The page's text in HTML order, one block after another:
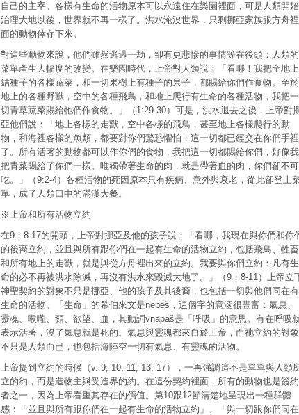
自己的主宰。各樣有生命的活物原本可以永遠住在樂園裡面，可是人類開始
治理大地以後，世界就不再一樣了。洪水淹沒世界，只剩挪亞家族跟方舟裡
面的動物倖存下來。
對這些動物來說，他們雖然逃過一劫，卻有更悲慘的事情等在後頭：人類的
菜單產生大幅度的改變。在樂園時代，上帝對人類說：「看哪！我把全地上
結種子的各樣蔬菜，和一切果樹上有種子的果子，都賜給你們作食物。至於
地上的各種野獸，空中的各種飛鳥，和地上爬行有生命的各種活物，我把一
切青草蔬菜賜給牠們作食物。」（1:29-30）可是，洪水退去之後，上帝對
亞他們說：「地上各樣的走獸，空中各樣的飛鳥，甚至地上各樣爬行的動
物，和海裡各樣的魚類，都要對你們驚恐懼怕；這一切都已經交在你們手裡
了。所有活著的動物都可以作你們的食物，我把這一切都賜給你們，好像我
把青菜賜給了你們一樣。唯獨帶著生命的肉，就是帶著血的肉，你們卻不可
吃。」（9:2-4）各種活物的死因原本只有疾病、意外與衰老，從此卻登上
單，成了人類口中的滿漢大餐。
※上帝和所有活物立約
在9：8-17的開頭，上帝對挪亞及他的孩子說：「看哪，我現在與你們和你
的後裔立約，並且與所有跟你們在一起有生命的活物立約，包括飛鳥、牲畜
和所有地上的走獸，就是與從方舟裡出來的立約。我要與你們立約：凡有生
命的必不再被洪水除滅，再沒有洪水來毀滅大地了。」（9：8-11）上帝立
神聖契約的對象不只是挪亞、他的孩子及其後裔，也包括一切與他們同在有
生命的活物。「生命」的希伯來文是nep̄eš，這個字的意涵很豐富：氣息、
靈魂、喉嚨、頸、欲望、血，其動詞vnāp̄aš是「呼吸」的意思。有在呼吸
表示活著，沒了氣息就是死的。氣息與靈魂都來自於上帝，而祂立約的對象
不只是人類而已，也包括海陸空一切有氣息、有靈魂的活物。
上帝提到立約的時候（v. 9, 10, 11, 13, 17），一再強調這不是單單與人類
立的約，而是造物主與受造界的約。在這份契約裡面，所有的動物也是簽約
者之一，因為上帝看重其存在的價值。第10跟12節清楚地呈現出一種群體
感：「並且與所有跟你們在一起有生命的活物立約」、「與一切跟你們同在